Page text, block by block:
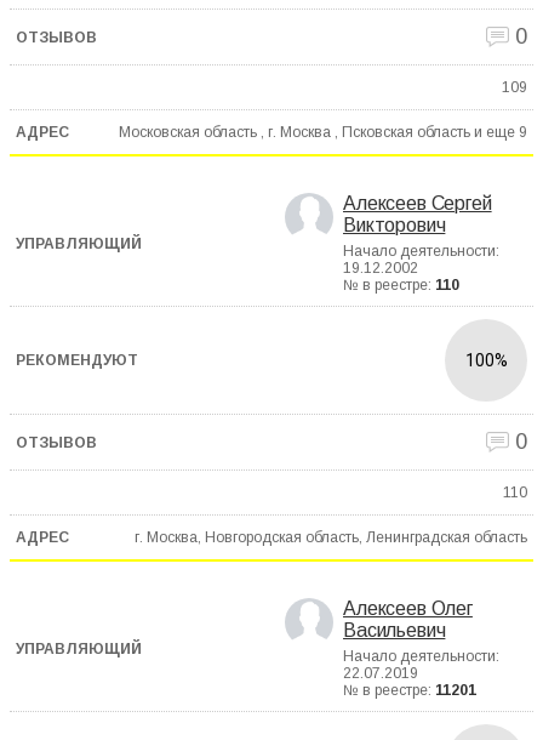
0
109
Московская область , г. Москва , Псковская область и еще 9
Алексеев Сергей
Викторович
Начало деятельности:
19.12.2002
№ в реестре: 110
100%
0
110
г. Москва, Новгородская область, Ленинградская область
Алексеев Олег
Васильевич
Начало деятельности:
22.07.2019
№ в реестре: 11201